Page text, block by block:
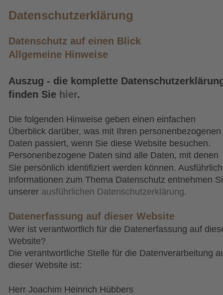
Datenschutzerklärung
Datenschutz auf einen Blick
Allgemeine Hinweise
Auszug - die komplette
finden Sie hier.
Die folgenden Hinweise geben einen einfachen
Überblick darüber, was mit Ihren personenbezogenen
Daten passiert, wenn Sie diese Website besuchen.
Personenbezogene Daten sind alle Daten, mit denen
Sie persönlich identifiziert werden können.
Informationen zum Thema Datenschutz entnehmen
unserer ausführlichen Datenschutzerklärung.
Datenerfassung auf dieser Website
Wer ist verantwortlich für die Datenerfassung auf
Website?
Die verantwortliche Stelle für die Datenverarbeitung
dieser Website ist:
Herr Joachim Heinrich Hübbers